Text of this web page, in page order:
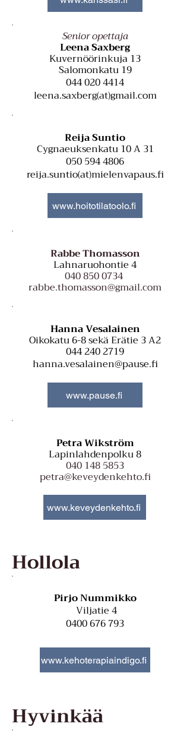
Senior opettaja
Leena Saxberg
Kuvernöörinkuja 13
Salomonkatu 19
044 020 4414
leena.saxberg(at)gmail.com
Reija Suntio
Cygnaeuksenkatu 10 A 31
050 594 4806
reija.suntio(at)mielenvapaus.fi
www.hoitotilatoolo.fi
Rabbe Thomasson
Lahnaruohontie 4
040 850 0734
rabbe.thomasson@gmail.com
Hanna Vesalainen
Oikokatu 6-8 sekä Erätie 3 A2
044 240 2719
hanna.vesalainen@pause.fi
www.pause.fi
Petra Wikström
Lapinlahdenpolku 8
040 148 5853
petra@keveydenkehto.fi
www.keveydenkehto.fi
Hollola
Pirjo Nummikko
Viljatie 4
0400 676 793
www.kehoterapiaindigo.fi
Hyvinkää